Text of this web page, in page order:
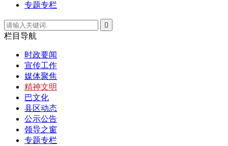
专题专栏

栏目 导航
时政要闻
宣传工作
媒体聚焦
精神文明
巴文化
县区动态
公示公告
领导之窗
专题专栏